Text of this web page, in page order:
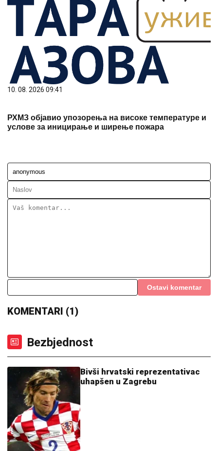
10. 08. 2026 09:41
РХМЗ објавио упозорења на високе температуре и
услове за иницирање и ширење пожара
Ostavi komentar
KOMENTARI (1)
Bezbjednost
Bivši hrvatski reprezentativac
uhapšen u Zagrebu